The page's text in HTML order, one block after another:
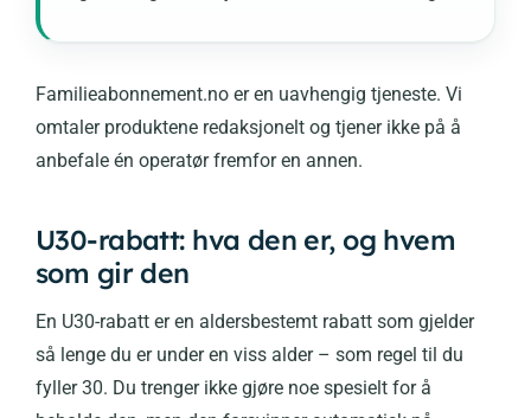
Familieabonnement.no er en uavhengig tjeneste. Vi
omtaler produktene redaksjonelt og tjener ikke på å
anbefale én operatør fremfor en annen.
U30-rabatt: hva den er, og hvem
som gir den
En U30-rabatt er en aldersbestemt rabatt som gjelder
så lenge du er under en viss alder – som regel til du
fyller 30. Du trenger ikke gjøre noe spesielt for å